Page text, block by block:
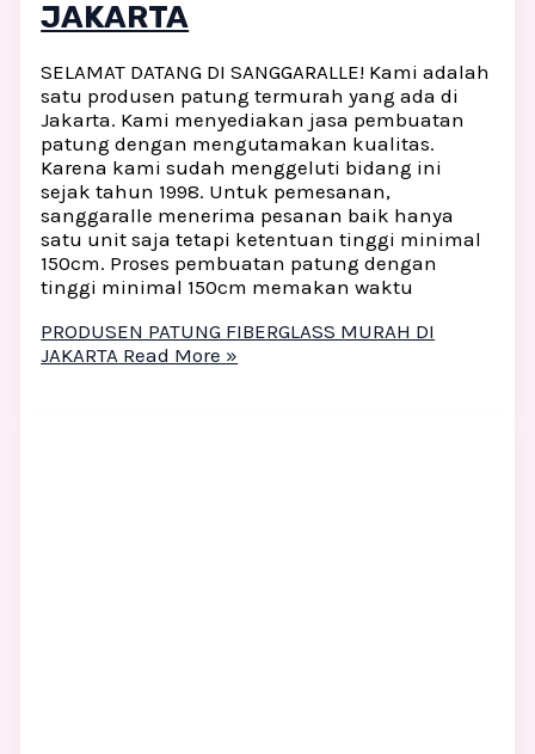
JAKARTA
SELAMAT DATANG DI SANGGARALLE! Kami adalah
satu produsen patung termurah yang ada di
Jakarta. Kami menyediakan jasa pembuatan
patung dengan mengutamakan kualitas.
Karena kami sudah menggeluti bidang ini
sejak tahun 1998. Untuk pemesanan,
sanggaralle menerima pesanan baik hanya
satu unit saja tetapi ketentuan tinggi minimal
150cm. Proses pembuatan patung dengan
tinggi minimal 150cm memakan waktu
PRODUSEN PATUNG FIBERGLASS MURAH DI
JAKARTA Read More »